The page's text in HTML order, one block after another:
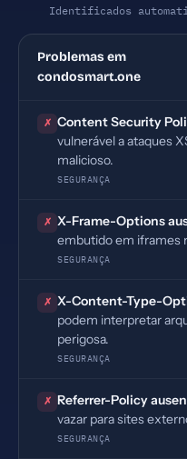
Identificados
Problemas em
condosmart.one
✗ Content Security
vulnerável a ataques
malicioso.
SEGURANÇA
✗ X-Frame-Options
embutido em iframes
SEGURANÇA
✗ X-Content-Type-
podem interpretar
perigosa.
SEGURANÇA
✗ Referrer-Policy
vazar para sites
SEGURANÇA